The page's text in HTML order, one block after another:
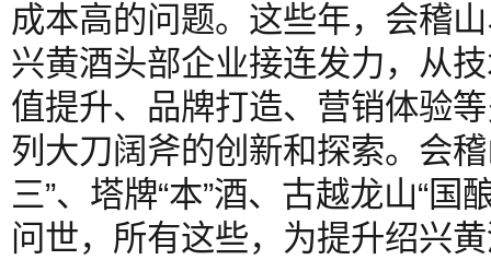
成本高的问题。这些年，会稽
兴黄酒头部企业接连发力，从
值提升、品牌打造、营销体验
列大刀阔斧的创新和探索。会稽
三”、塔牌“本”酒、古越龙山“国
问世，所有这些，为提升绍兴